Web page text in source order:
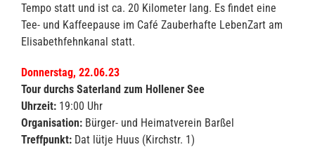
Tempo statt und ist ca. 20 Kilometer lang. Es findet eine
Tee- und Kaffeepause im Café Zauberhafte LebenZart am
Elisabethfehnkanal statt.
Donnerstag, 22.06.23
Tour durchs Saterland zum Hollener See
Uhrzeit: 19:00 Uhr
Organisation: Bürger- und Heimatverein Barßel
Treffpunkt: Dat lütje Huus (Kirchstr. 1)